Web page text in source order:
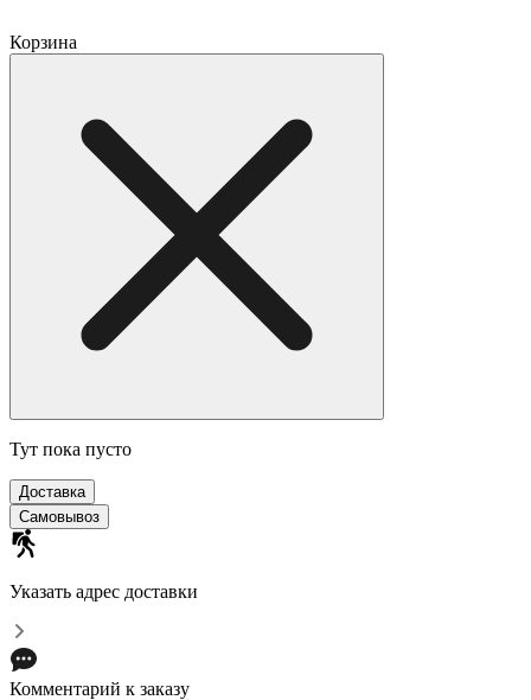
Корзина
Тут пока пусто
Доставка
Самовывоз
Указать адрес доставки
Комментарий к заказу